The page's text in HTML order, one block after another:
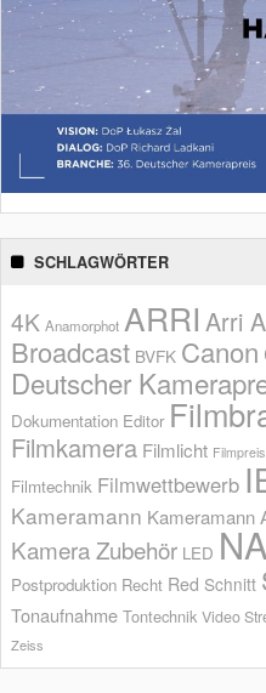
SCHLAGWÖRTER
4K Anamorphot ARRI Arri
Broadcast BVFK Canon
Deutscher
Dokumentation Editor
Filmkamera Filmlicht Filmpreis
Filmtechnik Filmwettbewerb
Kameramann Kameramann
Kamera Zubehör LED
Postproduktion Recht Red Schnitt
Tonaufnahme Tontechnik Video
Zeiss